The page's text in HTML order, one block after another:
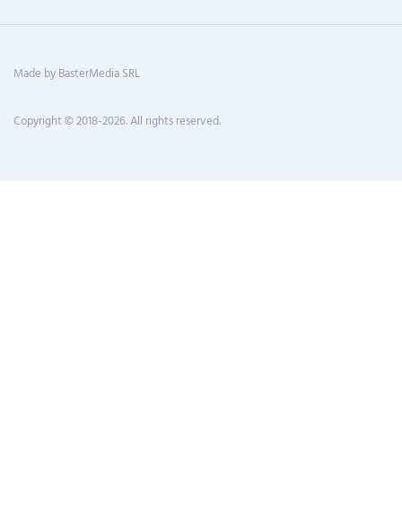
Made by BasterMedia SRL
Copyright © 2018-2026. All rights reserved.